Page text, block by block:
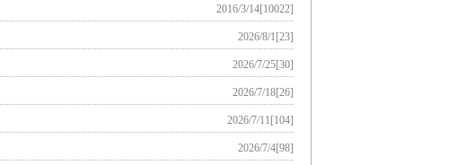
2016/3/14[10022]
2026/8/1[23]
2026/7/25[30]
2026/7/18[26]
2026/7/11[104]
2026/7/4[98]